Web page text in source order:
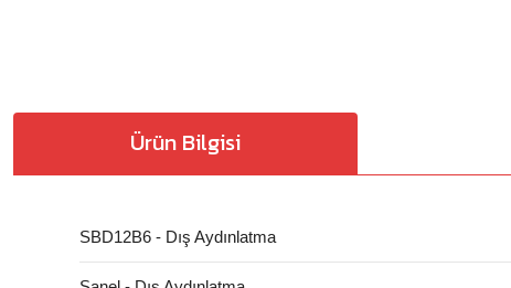
Ürün Bilgisi
SBD12B6 - Dış Aydınlatma